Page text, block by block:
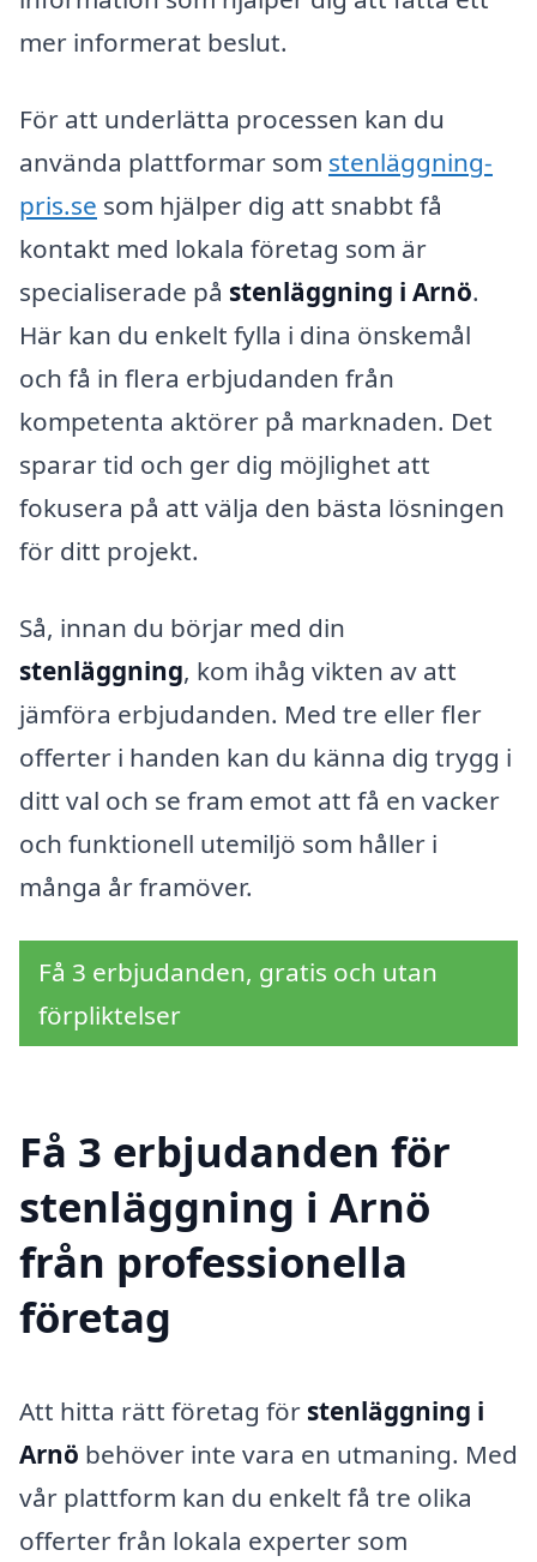
mer informerat beslut.
För att underlätta processen kan du
använda plattformar som stenläggning-
pris.se som hjälper dig att snabbt få
kontakt med lokala företag som är
specialiserade på stenläggning i Arnö.
Här kan du enkelt fylla i dina önskemål
och få in flera erbjudanden från
kompetenta aktörer på marknaden. Det
sparar tid och ger dig möjlighet att
fokusera på att välja den bästa lösningen
för ditt projekt.
Så, innan du börjar med din
stenläggning, kom ihåg vikten av att
jämföra erbjudanden. Med tre eller fler
offerter i handen kan du känna dig trygg i
ditt val och se fram emot att få en vacker
och funktionell utemiljö som håller i
många år framöver.
Få 3 erbjudanden, gratis och utan
förpliktelser
Få 3 erbjudanden för
stenläggning i Arnö
från professionella
företag
Att hitta rätt företag för stenläggning i
Arnö behöver inte vara en utmaning. Med
vår plattform kan du enkelt få tre olika
offerter från lokala experter som